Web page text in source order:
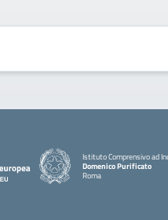
Istituto Comprensivo ad
Domenico Purificato
Roma